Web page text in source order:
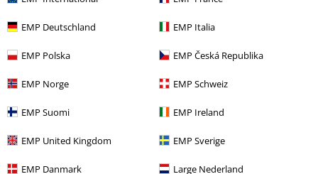
EMP Deutschland EMP Italia
EMP Polska EMP Česká Republika
EMP Norge EMP Schweiz
EMP Suomi EMP Ireland
EMP United Kingdom EMP Sverige
EMP Danmark Large Nederland